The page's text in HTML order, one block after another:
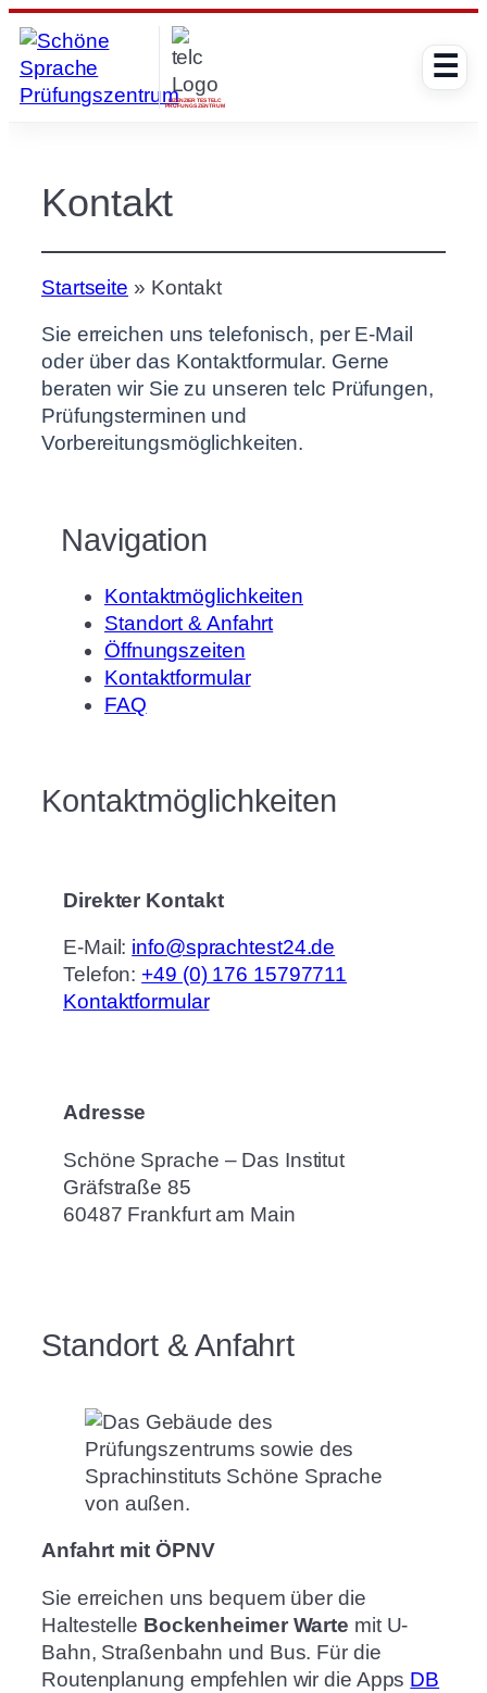
Inhalt
springen
LIZENZIERTES TELC
PRÜFUNGSZENTRUM
☰
Kontakt
Startseite » Kontakt
Sie erreichen uns telefonisch, per E-Mail
oder über das Kontaktformular. Gerne
beraten wir Sie zu unseren telc Prüfungen,
Prüfungsterminen und
Vorbereitungsmöglichkeiten.
Navigation
Kontaktmöglichkeiten
Standort & Anfahrt
Öffnungszeiten
Kontaktformular
FAQ
Kontaktmöglichkeiten
Direkter Kontakt
E-Mail: info@sprachtest24.de
Telefon: +49 (0) 176 15797711
Kontaktformular
Adresse
Schöne Sprache – Das Institut
Gräfstraße 85
60487 Frankfurt am Main
Standort & Anfahrt
Anfahrt mit ÖPNV
Sie erreichen uns bequem über die
Haltestelle Bockenheimer Warte mit U-
Bahn, Straßenbahn und Bus. Für die
Routenplanung empfehlen wir die Apps DB